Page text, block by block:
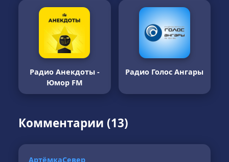
Радио Анекдоты -
Юмор FM
Радио Голос Ангары
Комментарии (13)
АртёмкаСевер